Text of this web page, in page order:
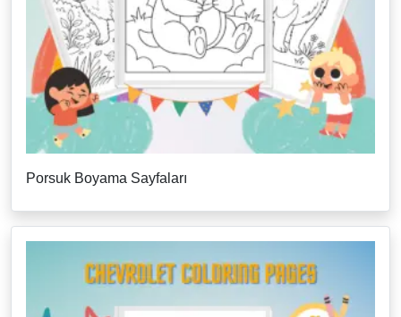
Porsuk Boyama Sayfaları